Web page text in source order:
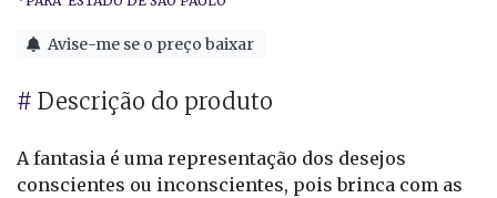
Avise-me se o preço baixar
# Descrição do produto
A fantasia é uma representação dos desejos
conscientes ou inconscientes, pois brinca com as